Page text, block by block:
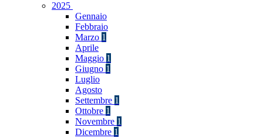
2025
Gennaio
Febbraio
Marzo 1
Aprile
Maggio 1
Giugno 1
Luglio
Agosto
Settembre 1
Ottobre 1
Novembre 1
Dicembre 1